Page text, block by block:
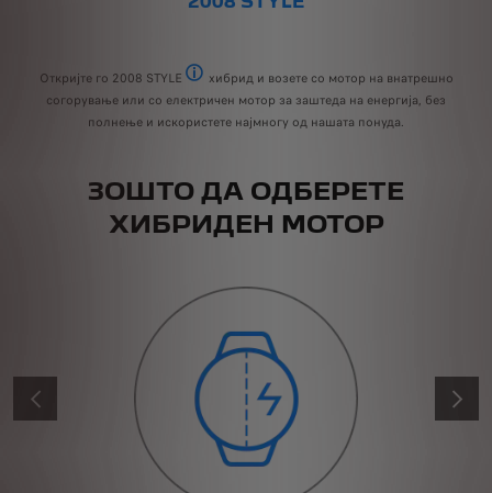
2008 STYLE
Откријте го 2008 STYLE
хибрид и возете со мотор на внатрешно
согорување или со електричен мотор за заштеда на енергија, без
полнење и искористете најмногу од нашата понуда.
ЗОШТО ДА ОДБЕРЕТЕ
ХИБРИДЕН МОТОР
PRÉCÉDENT